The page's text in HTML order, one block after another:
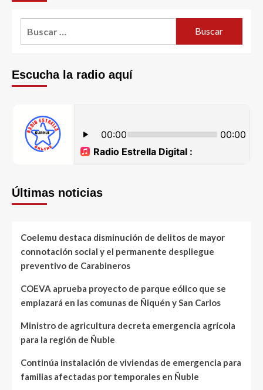
Escucha la radio aquí
Últimas noticias
Coelemu destaca disminución de delitos de mayor
connotación social y el permanente despliegue
preventivo de Carabineros
COEVA aprueba proyecto de parque eólico que se
emplazará en las comunas de Ñiquén y San Carlos
Ministro de agricultura decreta emergencia agrícola
para la región de Ñuble
Continúa instalación de viviendas de emergencia para
familias afectadas por temporales en Ñuble